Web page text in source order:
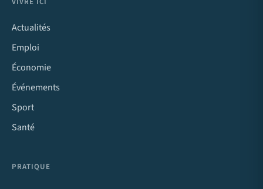
Actualités
Emploi
Économie
Événements
Sport
Santé
PRATIQUE